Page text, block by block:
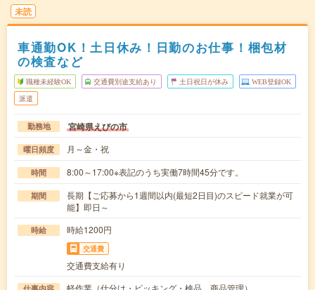
未読
車通勤OK！土日休み！日勤のお仕事！梱包材
の検査など
職種未経験OK 交通費別途支給あり 土日祝日が休み WEB登録OK
派遣
勤務地 宮崎県えびの市
曜日頻度 月～金・祝
時間 8:00～17:00※表記のうち実働7時間45分です。
期間
長期【ご応募から1週間以内(最短2日目)のスピード就業が可
能】即日～
時給 時給1200円
交通費
交通費支給有り
軽作業（仕分け・ピッキング・検品、商品管理）